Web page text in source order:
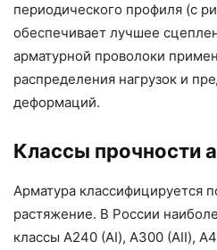
периодического профиля (с
обеспечивает лучшее
арматурной проволоки
распределения нагрузок и
деформаций.
Классы прочности
Арматура классифицируется
растяжение. В России
классы А240 (АI), А300 (АII),